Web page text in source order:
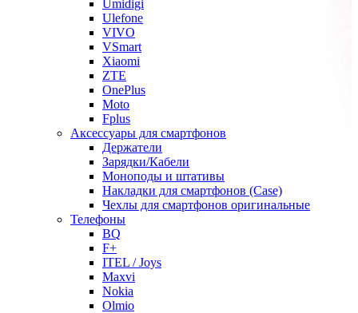
Umidigi
Ulefone
VIVO
VSmart
Xiaomi
ZTE
OnePlus
Moto
Fplus
Аксессуары для смартфонов
Держатели
Зарядки/Кабели
Моноподы и штативы
Накладки для смартфонов (Case)
Чехлы для смартфонов оригинальные
Телефоны
BQ
F+
ITEL / Joys
Maxvi
Nokia
Olmio